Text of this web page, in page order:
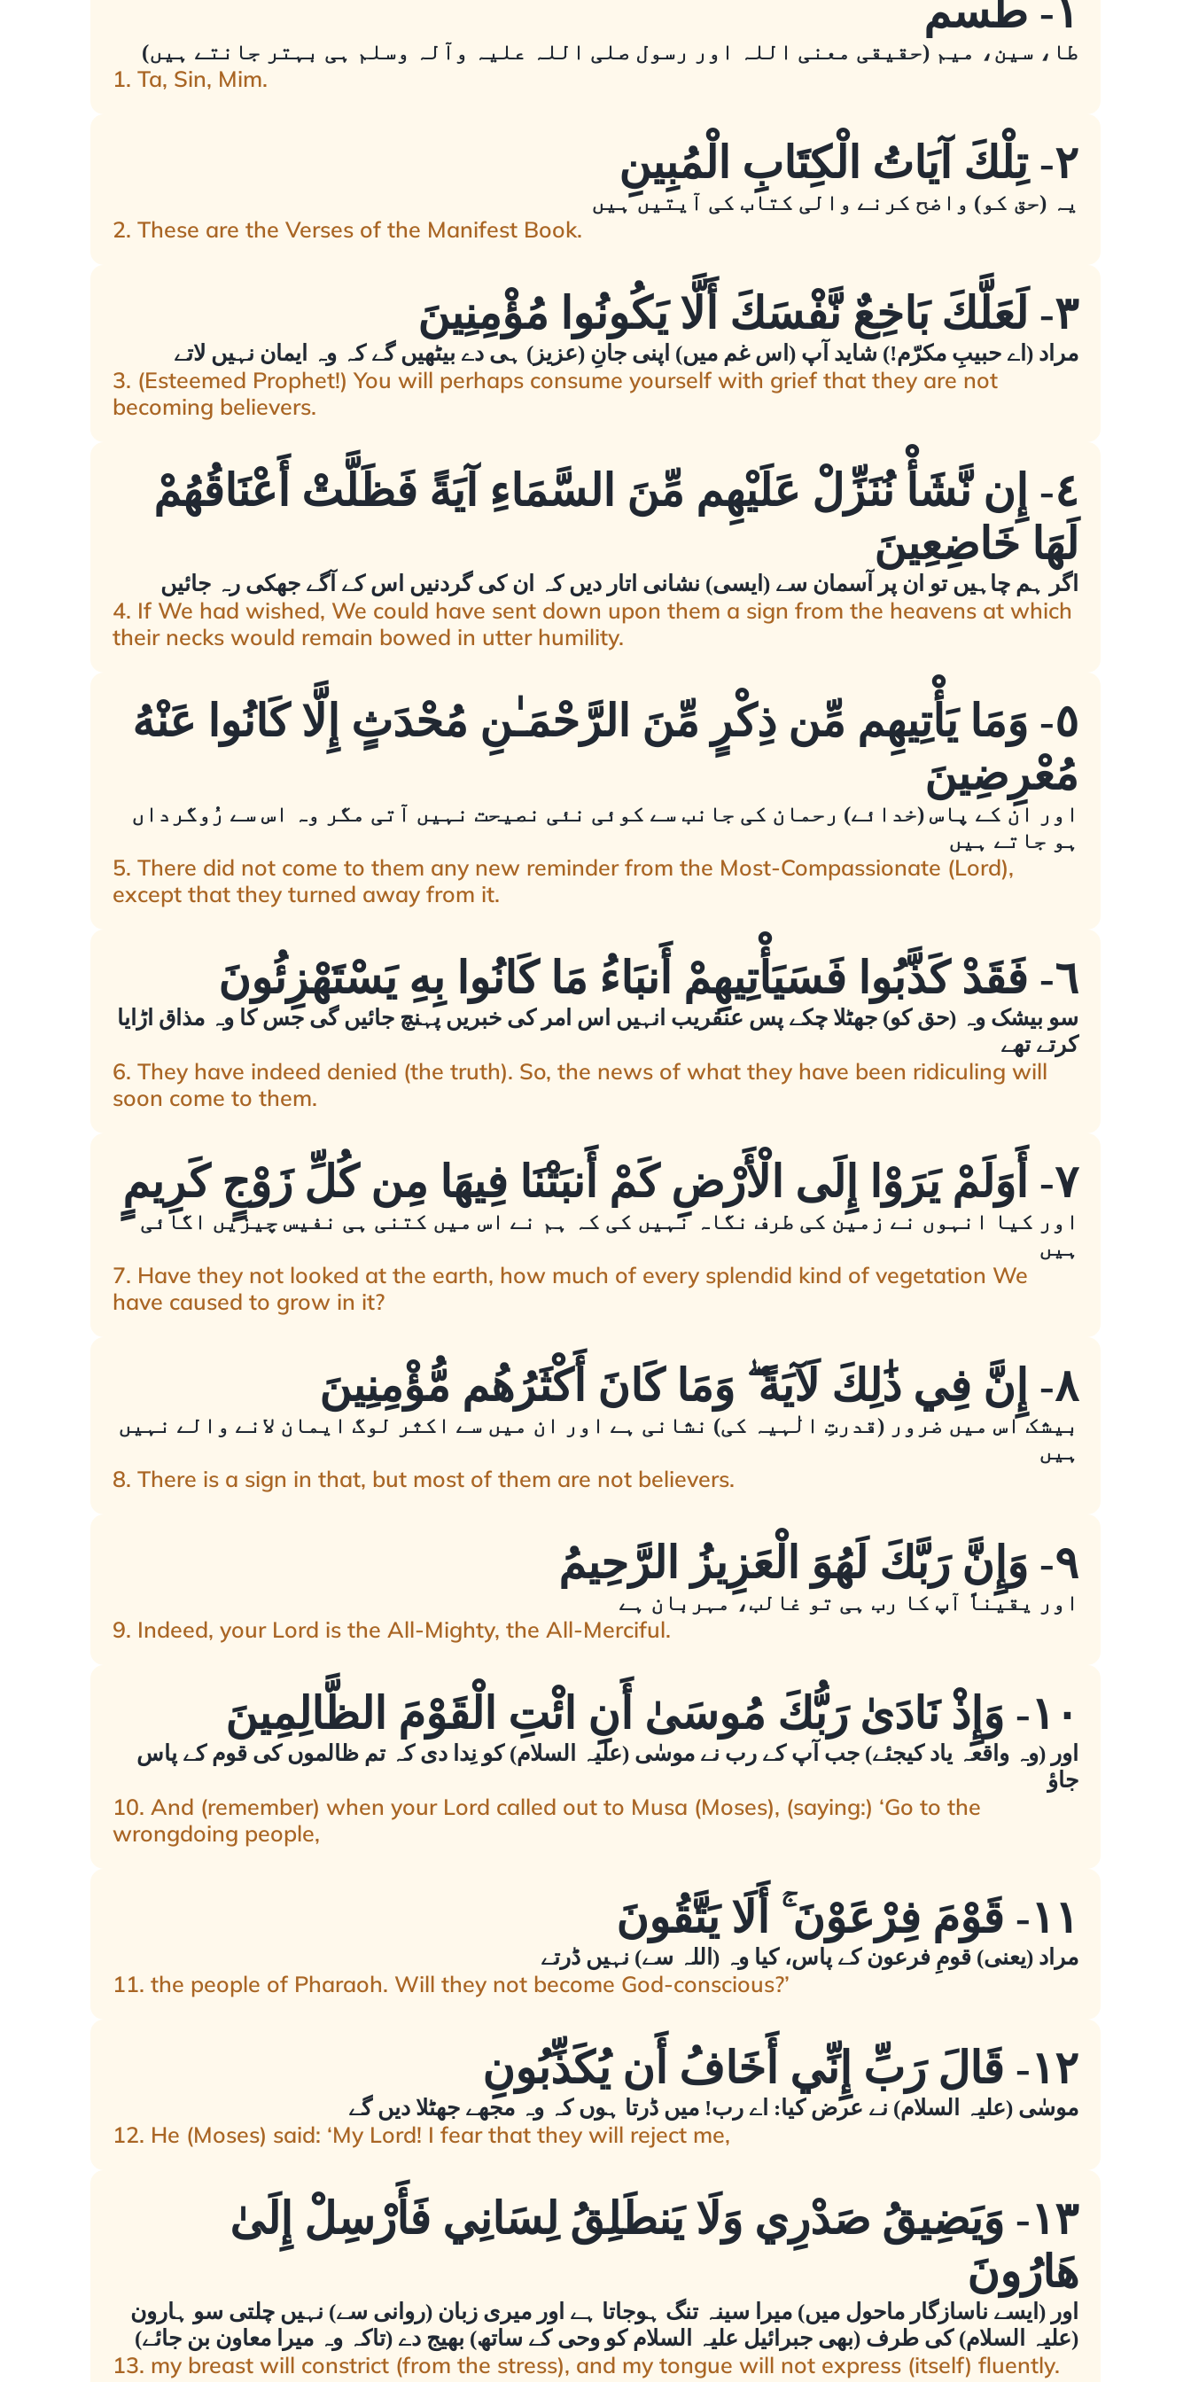
١- طسم
طا، سین، میم (حقیقی معنی اللہ اور رسول صلی اللہ علیہ وآلہ وسلم ہی بہتر جانتے ہیں)
1. Ta, Sin, Mim.
٢- تِلْكَ آيَاتُ الْكِتَابِ الْمُبِينِ
یہ (حق کو) واضح کرنے والی کتاب کی آیتیں ہیں
2. These are the Verses of the Manifest Book.
٣- لَعَلَّكَ بَاخِعٌ نَّفْسَكَ أَلَّا يَكُونُوا مُؤْمِنِينَ
مراد (اے حبیبِ مکرّم!) شاید آپ (اس غم میں) اپنی جانِ (عزیز) ہی دے بیٹھیں گے کہ وہ ایمان نہیں لاتے
3. (Esteemed Prophet!) You will perhaps consume yourself with grief that they are not
becoming believers.
٤- إِن نَّشَأْ نُنَزِّلْ عَلَيْهِم مِّنَ السَّمَاءِ آيَةً فَظَلَّتْ أَعْنَاقُهُمْ
لَهَا خَاضِعِينَ
اگر ہم چاہیں تو ان پر آسمان سے (ایسی) نشانی اتار دیں کہ ان کی گردنیں اس کے آگے جھکی رہ جائیں
4. If We had wished, We could have sent down upon them a sign from the heavens at which
their necks would remain bowed in utter humility.
٥- وَمَا يَأْتِيهِم مِّن ذِكْرٍ مِّنَ الرَّحْمَـٰنِ مُحْدَثٍ إِلَّا كَانُوا عَنْهُ
مُعْرِضِينَ
اور ان کے پاس (خدائے) رحمان کی جانب سے کوئی نئی نصیحت نہیں آتی مگر وہ اس سے رُوگرداں
ہو جاتے ہیں
5. There did not come to them any new reminder from the Most-Compassionate (Lord),
except that they turned away from it.
٦- فَقَدْ كَذَّبُوا فَسَيَأْتِيهِمْ أَنبَاءُ مَا كَانُوا بِهِ يَسْتَهْزِئُونَ
سو بیشک وہ (حق کو) جھٹلا چکے پس عنقریب انہیں اس امر کی خبریں پہنچ جائیں گی جس کا وہ مذاق اڑایا
کرتے تھے
6. They have indeed denied (the truth). So, the news of what they have been ridiculing will
soon come to them.
٧- أَوَلَمْ يَرَوْا إِلَى الْأَرْضِ كَمْ أَنبَتْنَا فِيهَا مِن كُلِّ زَوْجٍ كَرِيمٍ
اور کیا انہوں نے زمین کی طرف نگاہ نہیں کی کہ ہم نے اس میں کتنی ہی نفیس چیزیں اگائی
ہیں
7. Have they not looked at the earth, how much of every splendid kind of vegetation We
have caused to grow in it?
٨- إِنَّ فِي ذَٰلِكَ لَآيَةً ۖ وَمَا كَانَ أَكْثَرُهُم مُّؤْمِنِينَ
بیشک اس میں ضرور (قدرتِ الٰہیہ کی) نشانی ہے اور ان میں سے اکثر لوگ ایمان لانے والے نہیں
ہیں
8. There is a sign in that, but most of them are not believers.
٩- وَإِنَّ رَبَّكَ لَهُوَ الْعَزِيزُ الرَّحِيمُ
اور یقیناً آپ کا رب ہی تو غالب، مہربان ہے
9. Indeed, your Lord is the All-Mighty, the All-Merciful.
١٠- وَإِذْ نَادَىٰ رَبُّكَ مُوسَىٰ أَنِ ائْتِ الْقَوْمَ الظَّالِمِينَ
اور (وہ واقعہ یاد کیجئے) جب آپ کے رب نے موسٰی (علیہ السلام) کو نِدا دی کہ تم ظالموں کی قوم کے پاس
جاؤ
10. And (remember) when your Lord called out to Musa (Moses), (saying:) ‘Go to the
wrongdoing people,
١١- قَوْمَ فِرْعَوْنَ ۚ أَلَا يَتَّقُونَ
مراد (یعنی) قومِ فرعون کے پاس، کیا وہ (اللہ سے) نہیں ڈرتے
11. the people of Pharaoh. Will they not become God-conscious?’
١٢- قَالَ رَبِّ إِنِّي أَخَافُ أَن يُكَذِّبُونِ
موسٰی (علیہ السلام) نے عرض کیا: اے رب! میں ڈرتا ہوں کہ وہ مجھے جھٹلا دیں گے
12. He (Moses) said: ‘My Lord! I fear that they will reject me,
١٣- وَيَضِيقُ صَدْرِي وَلَا يَنطَلِقُ لِسَانِي فَأَرْسِلْ إِلَىٰ
هَارُونَ
اور (ایسے ناسازگار ماحول میں) میرا سینہ تنگ ہوجاتا ہے اور میری زبان (روانی سے) نہیں چلتی سو ہارون
(علیہ السلام) کی طرف (بھی جبرائیل علیہ السلام کو وحی کے ساتھ) بھیج دے (تاکہ وہ میرا معاون بن جائے)
13. my breast will constrict (from the stress), and my tongue will not express (itself) fluently.